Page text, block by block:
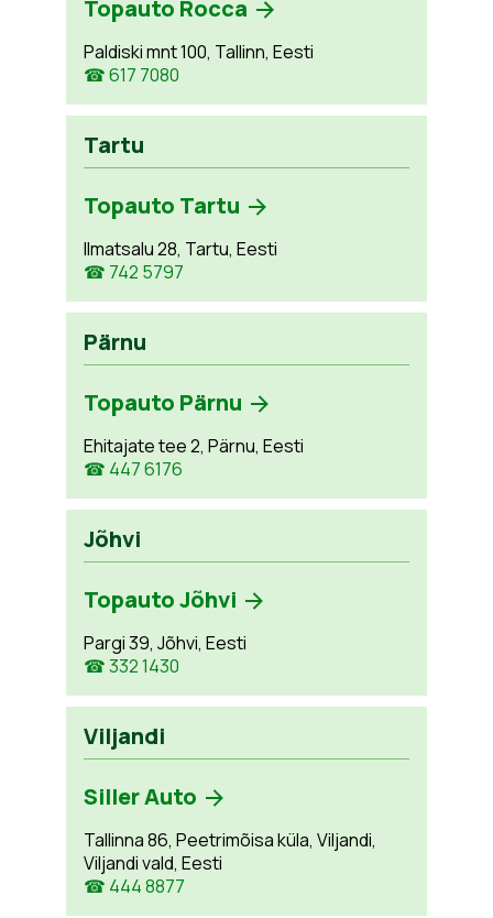
Topauto Rocca
Paldiski mnt 100, Tallinn, Eesti
☎ 617 7080
Tartu
Topauto Tartu
Ilmatsalu 28, Tartu, Eesti
☎ 742 5797
Pärnu
Topauto Pärnu
Ehitajate tee 2, Pärnu, Eesti
☎ 447 6176
Jõhvi
Topauto Jõhvi
Pargi 39, Jõhvi, Eesti
☎ 332 1430
Viljandi
Siller Auto
Tallinna 86, Peetrimõisa küla, Viljandi,
Viljandi vald, Eesti
☎ 444 8877